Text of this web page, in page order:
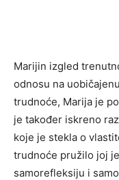
Marijin izgled
odnosu na
trudnoće, Marija je
je također iskreno
koje je stekla o
trudnoće pružilo joj
samorefleksiju i